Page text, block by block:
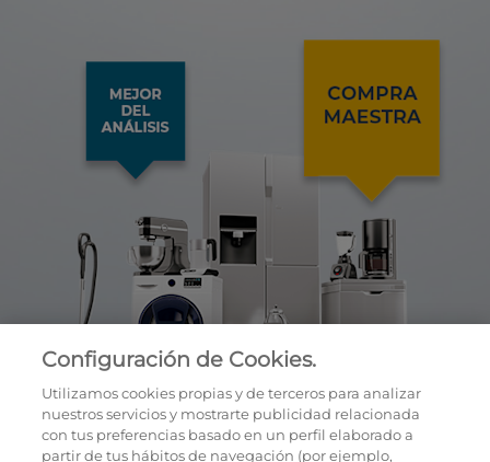
Configuración de Cookies.
Utilizamos cookies propias y de terceros para analizar
nuestros servicios y mostrarte publicidad relacionada
con tus preferencias basado en un perfil elaborado a
partir de tus hábitos de navegación (por ejemplo,